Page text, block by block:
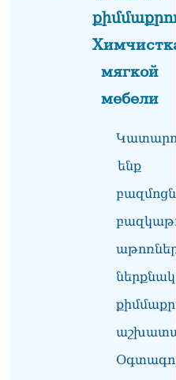
мягкой
мебели
ենք